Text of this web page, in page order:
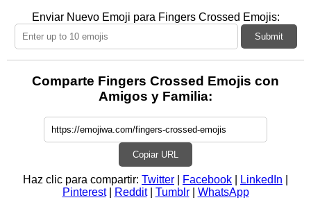
Enviar Nuevo Emoji para Fingers Crossed Emojis:
Submit
Comparte Fingers Crossed Emojis con
Amigos y Familia:
Copiar URL
Haz clic para compartir: Twitter Facebook LinkedIn
Pinterest| Reddit| Tumblr| WhatsApp